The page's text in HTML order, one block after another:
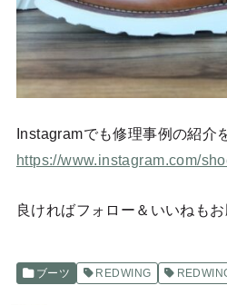
Instagramでも修理事例の紹介
https://www.instagram.com/
良ければフォロー＆いいねもお
ブーツ REDWING